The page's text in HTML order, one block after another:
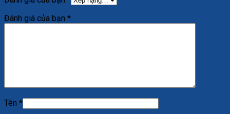
Đánh giá của bạn *
Tên *